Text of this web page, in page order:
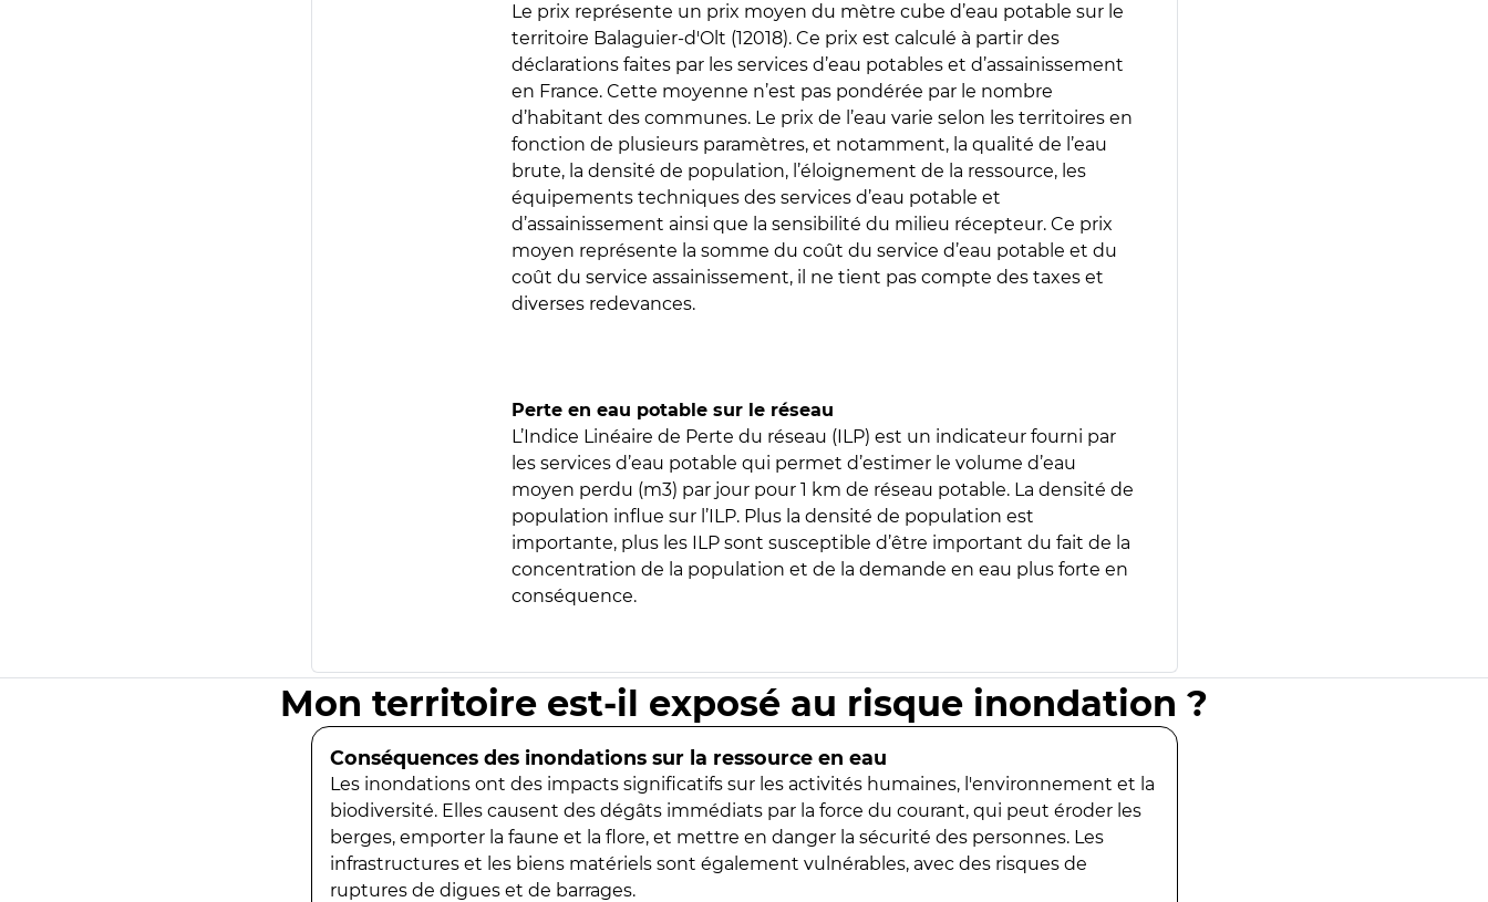
Le prix représente un prix moyen du mètre cube d’eau potable sur le
territoire Balaguier-d'Olt (12018). Ce prix est calculé à partir des
déclarations faites par les services d’eau potables et d’assainissement
en France. Cette moyenne n’est pas pondérée par le nombre
d’habitant des communes. Le prix de l’eau varie selon les territoires en
fonction de plusieurs paramètres, et notamment, la qualité de l’eau
brute, la densité de population, l’éloignement de la ressource, les
équipements techniques des services d’eau potable et
d’assainissement ainsi que la sensibilité du milieu récepteur. Ce prix
moyen représente la somme du coût du service d’eau potable et du
coût du service assainissement, il ne tient pas compte des taxes et
diverses redevances.
Perte en eau potable sur le réseau
L’Indice Linéaire de Perte du réseau (ILP) est un indicateur fourni par
les services d’eau potable qui permet d’estimer le volume d’eau
moyen perdu (m3) par jour pour 1 km de réseau potable. La densité de
population influe sur l’ILP. Plus la densité de population est
importante, plus les ILP sont susceptible d’être important du fait de la
concentration de la population et de la demande en eau plus forte en
conséquence.
Mon territoire est-il exposé au risque inondation ?
Conséquences des inondations sur la ressource en eau
Les inondations ont des impacts significatifs sur les activités humaines, l'environnement et la
biodiversité. Elles causent des dégâts immédiats par la force du courant, qui peut éroder les
berges, emporter la faune et la flore, et mettre en danger la sécurité des personnes. Les
infrastructures et les biens matériels sont également vulnérables, avec des risques de
ruptures de digues et de barrages.